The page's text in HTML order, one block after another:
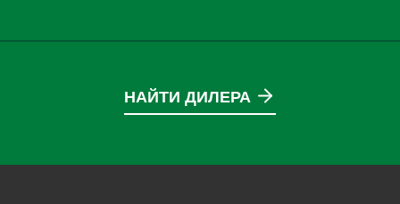
НАЙТИ ДИЛЕРА